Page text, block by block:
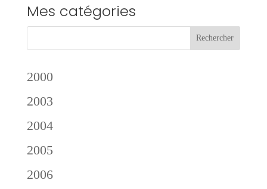
Mes catégories
2000
2003
2004
2005
2006